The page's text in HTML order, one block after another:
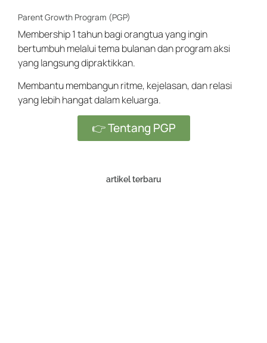
Parent Growth Program (PGP)
Membership 1 tahun bagi orangtua yang ingin
bertumbuh melalui tema bulanan dan program aksi
yang langsung dipraktikkan.
Membantu membangun ritme, kejelasan, dan relasi
yang lebih hangat dalam keluarga.
👉 Tentang PGP
artikel terbaru